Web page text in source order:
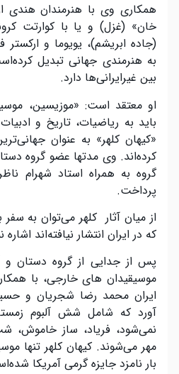
همکاری وی با هنرمندان
(جاده ابریشم)، یویوما و ارکستر
به هنرمندی جهانی تبدیل
بین غیرایرانی‌ها دارد.
او معتقد است: «موزیسین،
باید به ریاضیات، تاریخ و
«کیهان کلهر» به عنوان
کرده‌اند. وی مدتها عضو گروه
گروه به همراه استاد شهرام
پرداخت.
از میان آثار کلهر می‌توان به
که در ایران انتشار نیافته‌اند اشاره
پس از جدایی از گروه دستان و
موسیقیدان های خارجی، با
ایران محمد رضا شجریان و
آورد که شامل شش آلبوم
نمی‌شود، فریاد، ساز خاموش،
بار نامزد جایزه گرمی آمریکا